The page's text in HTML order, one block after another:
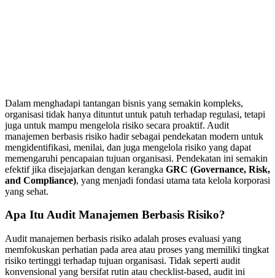
Dalam menghadapi tantangan bisnis yang semakin kompleks,
organisasi tidak hanya dituntut untuk patuh terhadap regulasi, tetapi
juga untuk mampu mengelola risiko secara proaktif. Audit
manajemen berbasis risiko hadir sebagai pendekatan modern untuk
mengidentifikasi, menilai, dan juga mengelola risiko yang dapat
memengaruhi pencapaian tujuan organisasi. Pendekatan ini semakin
efektif jika disejajarkan dengan kerangka GRC (Governance, Risk,
and Compliance), yang menjadi fondasi utama tata kelola korporasi
yang sehat.
Apa Itu Audit Manajemen Berbasis Risiko?
Audit manajemen berbasis risiko adalah proses evaluasi yang
memfokuskan perhatian pada area atau proses yang memiliki tingkat
risiko tertinggi terhadap tujuan organisasi. Tidak seperti audit
konvensional yang bersifat rutin atau checklist-based, audit ini